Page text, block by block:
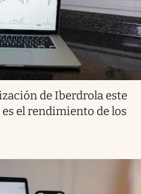
de Iberdrola este
es el rendimiento de los